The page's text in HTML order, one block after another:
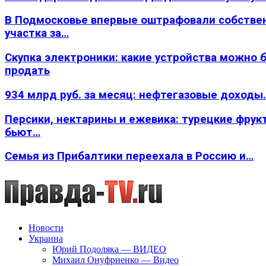
В Подмосковье впервые оштрафовали
участка за…
Скупка электроники: какие устройства можно
продать
934 млрд руб. за месяц: нефтегазовые
Персики, нектарины и ежевика: турецкие
бьют…
Семья из Прибалтики переехала в Россию и…
Новости
Украина
Юрий Подоляка — ВИДЕО
Михаил Онуфриенко — Видео